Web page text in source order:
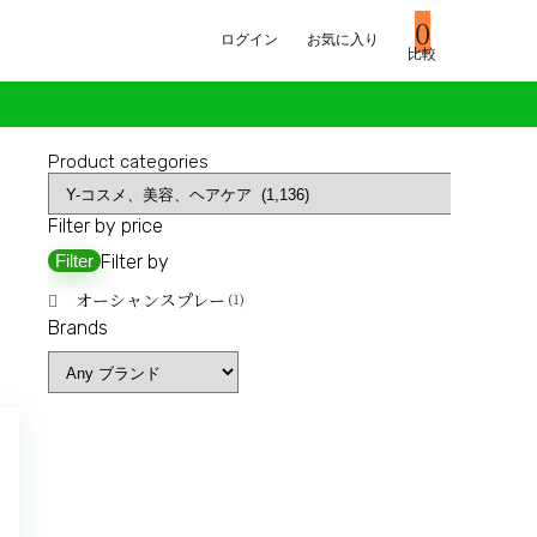
ログイン お気に入り 0
比較
Product categories
Filter by price
Filter Filter by
‎オーシャンスプレー (1)
Brands